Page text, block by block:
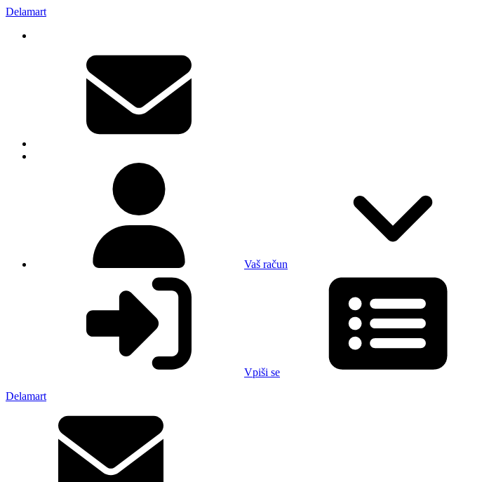
Delamart
Vaš račun
Vpiši se
Delamart